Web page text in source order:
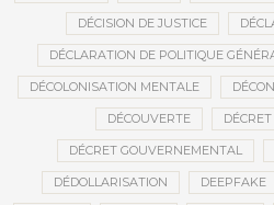
DÉCISION DE JUSTICE
DÉCLARATION DE POLITIQUE
DÉCOLONISATION MENTALE
DÉCOUVERTE
DÉCRET GOUVERNEMENTAL
DÉDOLLARISATION DEEPFAKE